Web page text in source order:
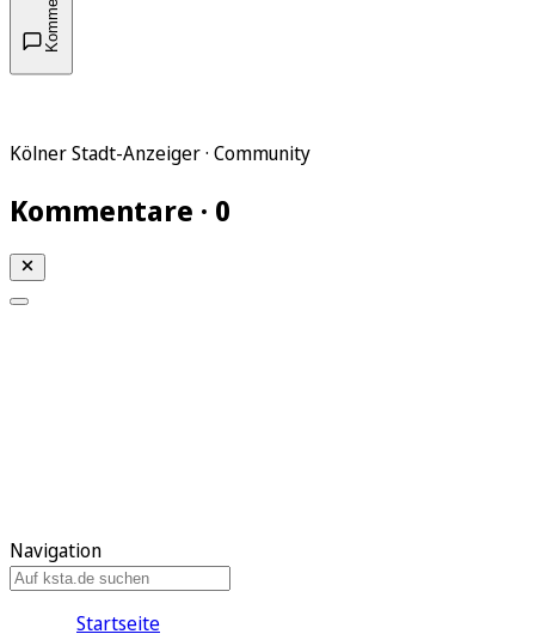
Kölner Stadt-Anzeiger · Community
Kommentare · 0
Navigation
Startseite